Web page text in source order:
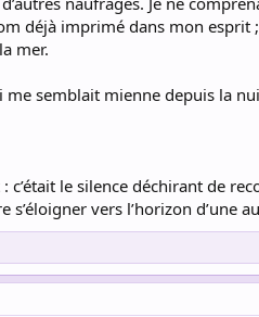
déjà imprimé dans mon esprit
mer.
me semblait mienne depuis la
le silence déchirant de
vers l’horizon d’une